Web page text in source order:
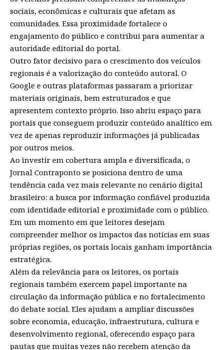
sociais, econômicas e culturais que afetam as
comunidades. Essa proximidade fortalece o
engajamento do público e contribui para aumentar a
autoridade editorial do portal.
Outro fator decisivo para o crescimento dos veículos
regionais é a valorização do conteúdo autoral. O
Google e outras plataformas passaram a priorizar
materiais originais, bem estruturados e que
apresentem contexto próprio. Isso abriu espaço para
portais que conseguem produzir conteúdo analítico em
vez de apenas reproduzir informações já publicadas
por outros meios.
Ao investir em cobertura ampla e diversificada, o
Jornal Contraponto se posiciona dentro de uma
tendência cada vez mais relevante no cenário digital
brasileiro: a busca por informação confiável produzida
com identidade editorial e proximidade com o público.
Em um momento em que leitores desejam
compreender melhor os impactos das notícias em suas
próprias regiões, os portais locais ganham importância
estratégica.
Além da relevância para os leitores, os portais
regionais também exercem papel importante na
circulação da informação pública e no fortalecimento
do debate social. Eles ajudam a ampliar discussões
sobre economia, educação, infraestrutura, cultura e
desenvolvimento regional, oferecendo espaço para
pautas que muitas vezes não recebem atenção da